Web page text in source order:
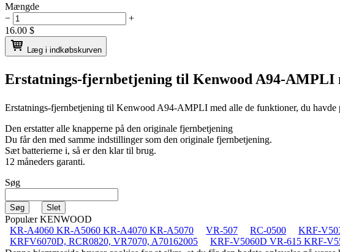
Mængde
−
+
16.00 $
Læg i indkøbskurven
Erstatnings-fjernbetjening til Kenwood A94-AMPLI
Erstatnings-fjernbetjening til Kenwood A94-AMPLI med alle de funktioner, du havde
Den erstatter alle knapperne på den originale fjernbetjening
Du får den med samme indstillinger som den originale fjernbetjening.
Sæt batterierne i, så er den klar til brug.
12 måneders garanti.
Søg
Populær KENWOOD
KR-A4060 KR-A5060 KR-A4070 KR-A5070
VR-507 RC-0500 KRF-
KRFV6070D, RCR0820, VR7070, A70162005
KRF-V5060D VR-615 KRF-